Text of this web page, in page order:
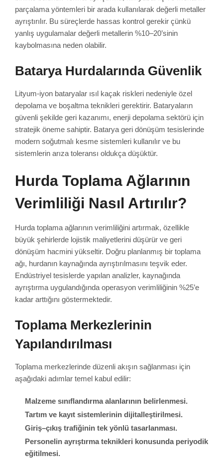
parçalama yöntemleri bir arada kullanılarak değerli metaller
ayrıştırılır. Bu süreçlerde hassas kontrol gerekir çünkü
yanlış uygulamalar değerli metallerin %10–20’sinin
kaybolmasına neden olabilir.
Batarya Hurdalarında Güvenlik
Lityum-iyon bataryalar ısıl kaçak riskleri nedeniyle özel
depolama ve boşaltma teknikleri gerektirir. Bataryaların
güvenli şekilde geri kazanımı, enerji depolama sektörü için
stratejik öneme sahiptir. Batarya geri dönüşüm tesislerinde
modern soğutmalı kesme sistemleri kullanılır ve bu
sistemlerin arıza toleransı oldukça düşüktür.
Hurda Toplama Ağlarının
Verimliliği Nasıl Artırılır?
Hurda toplama ağlarının verimliliğini artırmak, özellikle
büyük şehirlerde lojistik maliyetlerini düşürür ve geri
dönüşüm hacmini yükseltir. Doğru planlanmış bir toplama
ağı, hurdanın kaynağında ayrıştırılmasını teşvik eder.
Endüstriyel tesislerde yapılan analizler, kaynağında
ayrıştırma uygulandığında operasyon verimliliğinin %25’e
kadar arttığını göstermektedir.
Toplama Merkezlerinin
Yapılandırılması
Toplama merkezlerinde düzenli akışın sağlanması için
aşağıdaki adımlar temel kabul edilir:
Malzeme sınıflandırma alanlarının belirlenmesi.
Tartım ve kayıt sistemlerinin dijitalleştirilmesi.
Giriş–çıkış trafiğinin tek yönlü tasarlanması.
Personelin ayrıştırma teknikleri konusunda periyodik
eğitilmesi.